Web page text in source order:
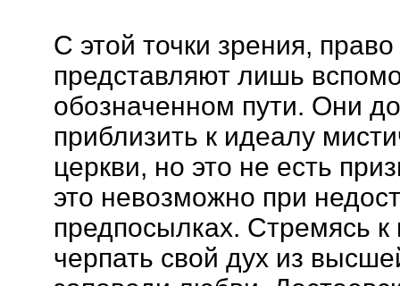
С этой точки зрения, право
представляют лишь
обозначенном пути. Они
приблизить к идеалу
церкви, но это не есть
это невозможно при
предпосылках. Стремясь
черпать свой дух из